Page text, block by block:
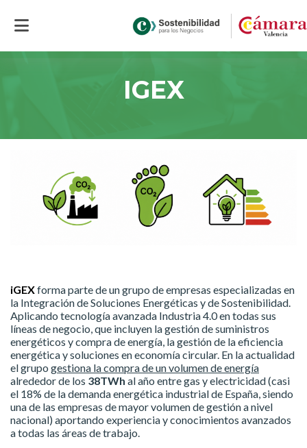
IGEX
iGEXforma parte de un grupo de empresas especializadas en
la Integración de Soluciones Energéticas y de Sostenibilidad.
Aplicando tecnología avanzada Industria 4.0 en todas sus
líneas de negocio, que incluyen la gestión de suministros
energéticos y compra de energía, la gestión de la eficiencia
energética y soluciones en economía circular. En la actualidad
el grupo gestiona la compra de un volumen de energía
alrededor de los 38TWh al año entre gas y electricidad (casi
el 18% de la demanda energética industrial de España, siendo
una de las empresas de mayor volumen de gestión a nivel
nacional) aportando experiencia y conocimientos avanzados
a todas las áreas de trabajo.